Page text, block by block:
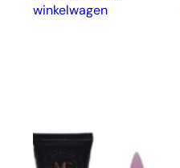
winkelwagen